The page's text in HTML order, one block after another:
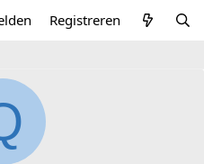
Registreren